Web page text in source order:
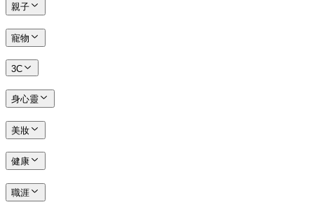
親子
寵物
3C
身心靈
美妝
健康
職涯